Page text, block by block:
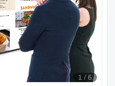
1 / 6